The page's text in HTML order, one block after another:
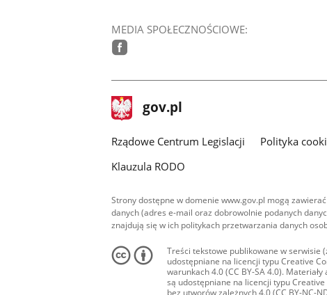
MEDIA SPOŁECZNOŚCIOWE:
stopka
gov.pl Strona
gov.pl
Rządowe Centrum Legislacji Polityka
Klauzula RODO
Strony dostępne w domenie www.gov.pl mogą
danych (adres e-mail oraz dobrowolnie podanych
znajdują się w ich politykach przetwarzania danych
Treści tekstowe publikowane w serwisie
udostępniane na licencji typu Creative
warunkach 4.0 (CC BY-SA 4.0).
są udostępniane na licencji typu